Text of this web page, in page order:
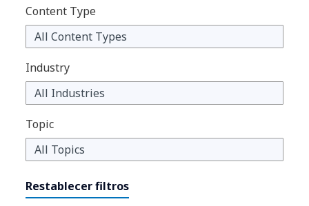
Content Type
Industry
Topic
Restablecer filtros